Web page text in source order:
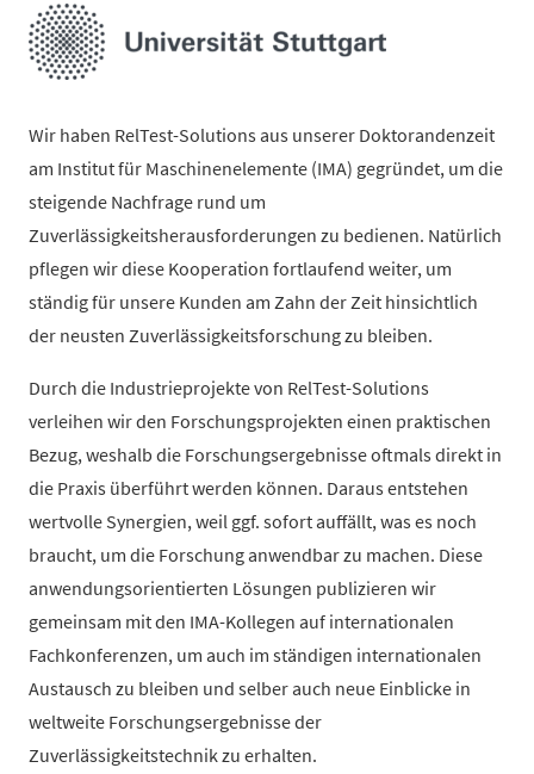
Wir haben RelTest-Solutions aus unserer Doktorandenzeit
am Institut für Maschinenelemente (IMA) gegründet, um die
steigende Nachfrage rund um
Zuverlässigkeitsherausforderungen zu bedienen. Natürlich
pflegen wir diese Kooperation fortlaufend weiter, um
ständig für unsere Kunden am Zahn der Zeit hinsichtlich
der neusten Zuverlässigkeitsforschung zu bleiben.
Durch die Industrieprojekte von RelTest-Solutions
verleihen wir den Forschungsprojekten einen praktischen
Bezug, weshalb die Forschungsergebnisse oftmals direkt in
die Praxis überführt werden können. Daraus entstehen
wertvolle Synergien, weil ggf. sofort auffällt, was es noch
braucht, um die Forschung anwendbar zu machen. Diese
anwendungsorientierten Lösungen publizieren wir
gemeinsam mit den IMA-Kollegen auf internationalen
Fachkonferenzen, um auch im ständigen internationalen
Austausch zu bleiben und selber auch neue Einblicke in
weltweite Forschungsergebnisse der
Zuverlässigkeitstechnik zu erhalten.